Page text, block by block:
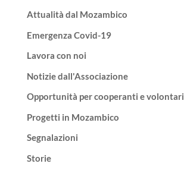
Attualità dal Mozambico
Emergenza Covid-19
Lavora con noi
Notizie dall'Associazione
Opportunità per cooperanti e volontari
Progetti in Mozambico
Segnalazioni
Storie